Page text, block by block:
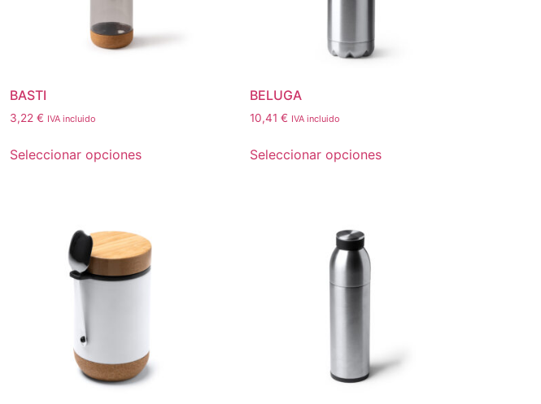
BASTI
3,22€ IVA incluido
Seleccionar opciones
BELUGA
10,41€ IVA incluido
Seleccionar opciones